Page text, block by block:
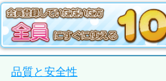
品質と安全性